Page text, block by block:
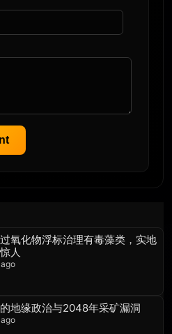
氧化物浮标治理有毒藻类，实地
人
地缘政治与2048年采矿漏洞